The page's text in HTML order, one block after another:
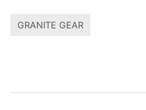
GRANITE GEAR